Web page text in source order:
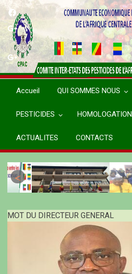
Aller
contenu
principal
Accueil QUI SOMMES NOUS
PESTICIDES HOMOLOGATION
ACTUALITES CONTACTS
MOT DU DIRECTEUR GENERAL